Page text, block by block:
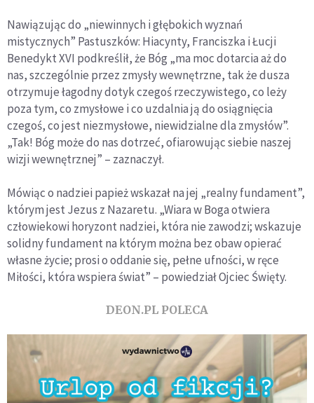
Nawiązując do „niewinnych i głębokich wyznań
mistycznych” Pastuszków: Hiacynty, Franciszka i Łucji
Benedykt XVI podkreślił, że Bóg „ma moc dotarcia aż do
nas, szczególnie przez zmysły wewnętrzne, tak że dusza
otrzymuje łagodny dotyk czegoś rzeczywistego, co leży
poza tym, co zmysłowe i co uzdalnia ją do osiągnięcia
czegoś, co jest niezmysłowe, niewidzialne dla zmysłów”.
„Tak! Bóg może do nas dotrzeć, ofiarowując siebie naszej
wizji wewnętrznej” – zaznaczył.
Mówiąc o nadziei papież wskazał na jej „realny fundament”,
którym jest Jezus z Nazaretu. „Wiara w Boga otwiera
człowiekowi horyzont nadziei, która nie zawodzi; wskazuje
solidny fundament na którym można bez obaw opierać
własne życie; prosi o oddanie się, pełne ufności, w ręce
Miłości, która wspiera świat” – powiedział Ojciec Święty.
DEON.PL POLECA